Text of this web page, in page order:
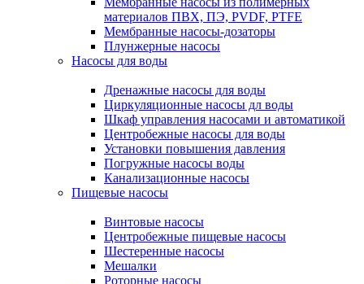
материалов ПВХ, ПЭ, PVDF, PTFE
Мембранные насосы-дозаторы
Плунжерные насосы
Насосы для воды
Дренажные насосы для воды
Циркуляционные насосы дл воды
Шкаф управления насосами и автоматикой
Центробежные насосы для воды
Установки повышения давления
Погружные насосы воды
Канализационные насосы
Пищевые насосы
Винтовые насосы
Центробежные пищевые насосы
Шестеренные насосы
Мешалки
Роторные насосы